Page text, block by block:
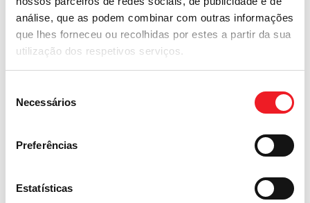
análise, que as podem combinar com outras informações
que lhes forneceu ou recolhidas por estes a partir da sua
utilização dos respetivos serviços.
Necessários
Preferências
Estatísticas
infoguarulhos@umanabrasil.com